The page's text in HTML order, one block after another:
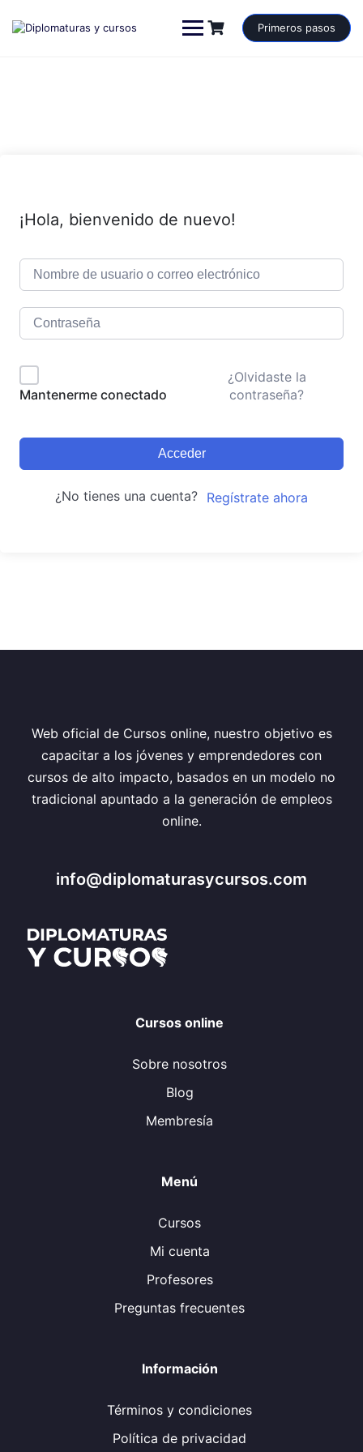
contenido
Primeros pasos
¡Hola, bienvenido de nuevo!
Mantenerme conectado
¿Olvidaste la
contraseña?
Acceder
¿No tienes una cuenta? Regístrate ahora
Web oficial de Cursos online, nuestro objetivo es
capacitar a los jóvenes y emprendedores con
cursos de alto impacto, basados en un modelo no
tradicional apuntado a la generación de empleos
online.
info@diplomaturasycursos.com
Cursos online
Sobre nosotros
Blog
Membresía
Menú
Cursos
Mi cuenta
Profesores
Preguntas frecuentes
Información
Términos y condiciones
Política de privacidad